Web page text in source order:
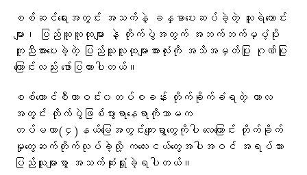
စစ်ဆင်ရေးအတွင်း အသက်နဲ့ ခန္ဓာပေးဆပ်ခဲ့တဲ့ သူရဲကောင်း
များ၊ ပြည်သူလူထုများ နဲ့ တိုက်ပွဲအတွက် အဘက်ဘက်မှပံ့ပိုး
ကူညီအားပေးခဲ့တဲ့ ပြည်သူလူထုများအားလုံးကို အသိအမှတ်ပြု ဂုဏ်ပြု
ကြောင်းလည်း ဖော်ပြထားပါတယ်။
စစ်ကောင်စီဟာဝင်း၀တပ်စခန်း တိုက်ခိုက်ခံရတဲ့ ကာလ
အတွင်း တိုက်ပွဲဖြစ်ပွားရာနေရာကိုသာမက
တပ်မဟာ(၄)နယ်မြေအတွင်းကျေးရွာတွေကိုပါ လေကြောင်း တိုက်ခိုက်
မှုတွေဆက်တိုက်လုပ်ခဲ့လို့ ကလေးငယ်တွေအပါအဝင် အရပ်သား
ပြည်သူများစွာ အသက်ဆုံးရှုံးခဲ့ရပါတယ်။